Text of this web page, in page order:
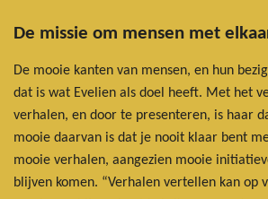
De missie om mensen met
De mooie kanten van mensen, en hun
dat is wat Evelien als doel heeft. Met het
verhalen, en door te presenteren, is haar
mooie daarvan is dat je nooit klaar bent
mooie verhalen, aangezien mooie
blijven komen. “Verhalen vertellen kan op